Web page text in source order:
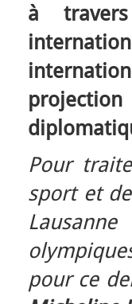
à
Pour
sport et
pour ce